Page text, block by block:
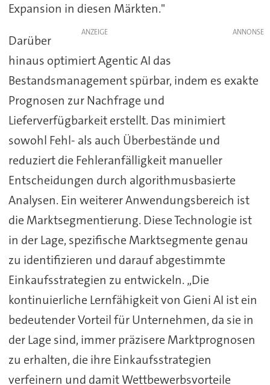
Expansion in diesen Märkten."
ANZEIGE
Darüber
hinaus optimiert Agentic AI das
Bestandsmanagement spürbar, indem es exakte
Prognosen zur Nachfrage und
Lieferverfügbarkeit erstellt. Das minimiert
sowohl Fehl- als auch Überbestände und
reduziert die Fehleranfälligkeit manueller
Entscheidungen durch algorithmusbasierte
Analysen. Ein weiterer Anwendungsbereich ist
die Marktsegmentierung. Diese Technologie ist
in der Lage, spezifische Marktsegmente genau
zu identifizieren und darauf abgestimmte
Einkaufsstrategien zu entwickeln. „Die
kontinuierliche Lernfähigkeit von Gieni AI ist ein
bedeutender Vorteil für Unternehmen, da sie in
der Lage sind, immer präzisere Marktprognosen
zu erhalten, die ihre Einkaufsstrategien
verfeinern und damit Wettbewerbsvorteile